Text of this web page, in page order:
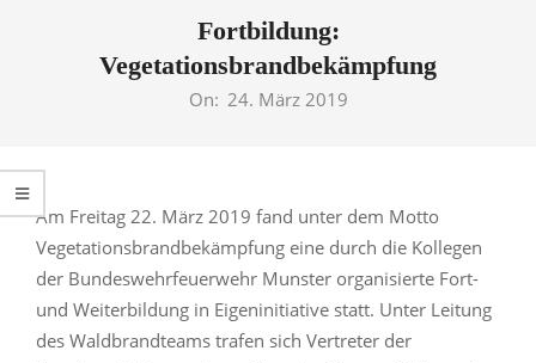
Fortbildung:
Vegetationsbrandbekämpfung
On: 24. März 2019
Am Freitag 22. März 2019 fand unter dem Motto
Vegetationsbrandbekämpfung eine durch die Kollegen
der Bundeswehrfeuerwehr Munster organisierte Fort-
und Weiterbildung in Eigeninitiative statt. Unter Leitung
des Waldbrandteams trafen sich Vertreter der